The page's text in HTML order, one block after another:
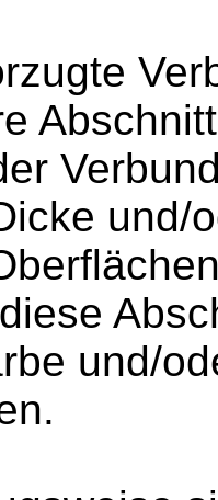
und/
und/